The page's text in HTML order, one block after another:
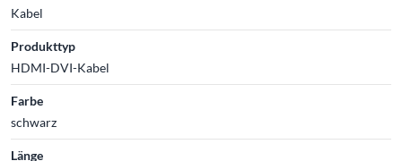
Kabel
Produkttyp
HDMI-DVI-Kabel
Farbe
schwarz
Länge